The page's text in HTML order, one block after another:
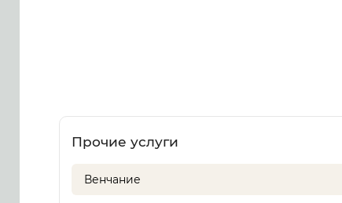
Прочие услуги
Венчание